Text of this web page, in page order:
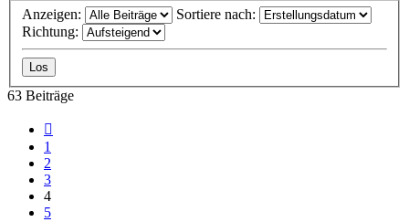
Anzeigen:
Sortiere nach:
Richtung:
63 Beiträge
1
2
3
4
5